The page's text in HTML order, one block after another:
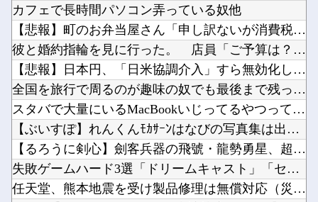
カフェで長時間パソコン弄っている奴他
【悲報】町のお弁当屋さん「申し訳ないが消費税1%になったらそ...
彼と婚約指輪を見に行った。 店員「ご予算は？」 彼氏「80...
【悲報】日本円、「日米協調介入」すら無効化してしまう他
全国を旅行で周るのが趣味の奴でも最後まで残ってそうな都道府県...
スタバで大量にいるMacBookいじってるやつって何やってん...
【ぶいすぽ】れんくんﾓｶｻｰﾝはなびの写真集は出ない他
【るろうに剣心】劍客兵器の飛號・龍勢勇星、超ミサイル技術の持...
失敗ゲームハード3選「ドリームキャスト」「セガサターン」他
任天堂、熊本地震を受け製品修理は無償対応（災害救助法適用地域...